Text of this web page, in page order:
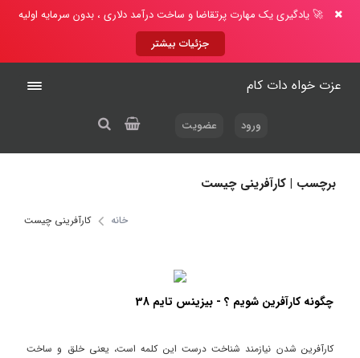
🚀 یادگیری یک مهارت پرتقاضا و ساخت درآمد دلاری ، بدون سرمایه اولیه
جزئیات بیشتر
عزت خواه دات کام
ورود عضویت
برچسب | کارآفرینی چیست
خانه کارآفرینی چیست
چگونه کارآفرین شویم ؟ - بیزینس تایم 38
کارآفرین شدن نیازمند شناخت درست این کلمه است، یعنی خلق و ساخت